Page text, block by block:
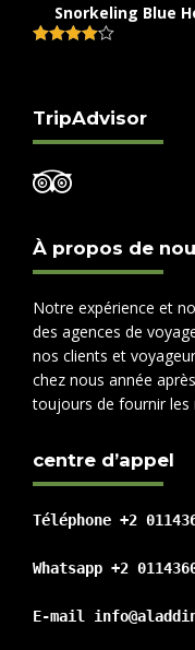
Snorkeling Blue
TripAdvisor
À propos de
Notre expérience et
des agences de
nos clients et
chez nous année
toujours de fournir les
centre d’appel
Téléphone +2
Whatsapp +2
E-mail